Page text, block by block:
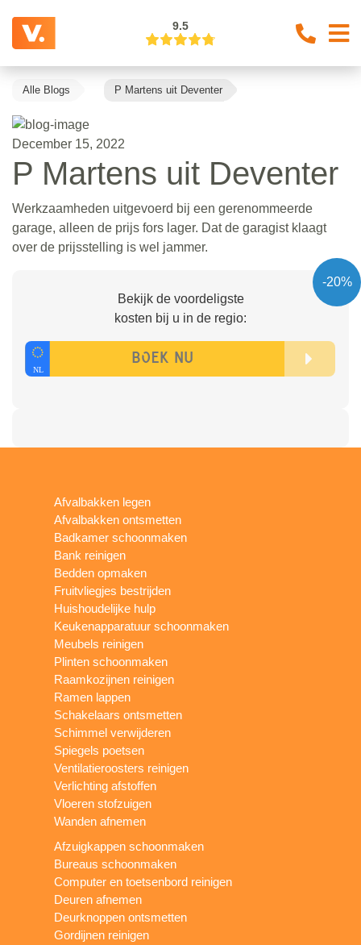
9.5
Alle Blogs P Martens uit Deventer
December 15, 2022
P Martens uit Deventer
Werkzaamheden uitgevoerd bij een gerenommeerde
garage, alleen de prijs fors lager. Dat de garagist klaagt
over de prijsstelling is wel jammer.
-20%
Bekijk de voordeligste
kosten bij u in de regio:
Afvalbakken legen
Afvalbakken ontsmetten
Badkamer schoonmaken
Bank reinigen
Bedden opmaken
Fruitvliegjes bestrijden
Huishoudelijke hulp
Keukenapparatuur schoonmaken
Meubels reinigen
Plinten schoonmaken
Raamkozijnen reinigen
Ramen lappen
Schakelaars ontsmetten
Schimmel verwijderen
Spiegels poetsen
Ventilatieroosters reinigen
Verlichting afstoffen
Vloeren stofzuigen
Wanden afnemen
Afzuigkappen schoonmaken
Bureaus schoonmaken
Computer en toetsenbord reinigen
Deuren afnemen
Deurknoppen ontsmetten
Gordijnen reinigen